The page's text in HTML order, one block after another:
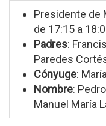
Presidente de
de 17:15 a
Padres:
Paredes
Cónyuge:
Nombre:
Manuel María